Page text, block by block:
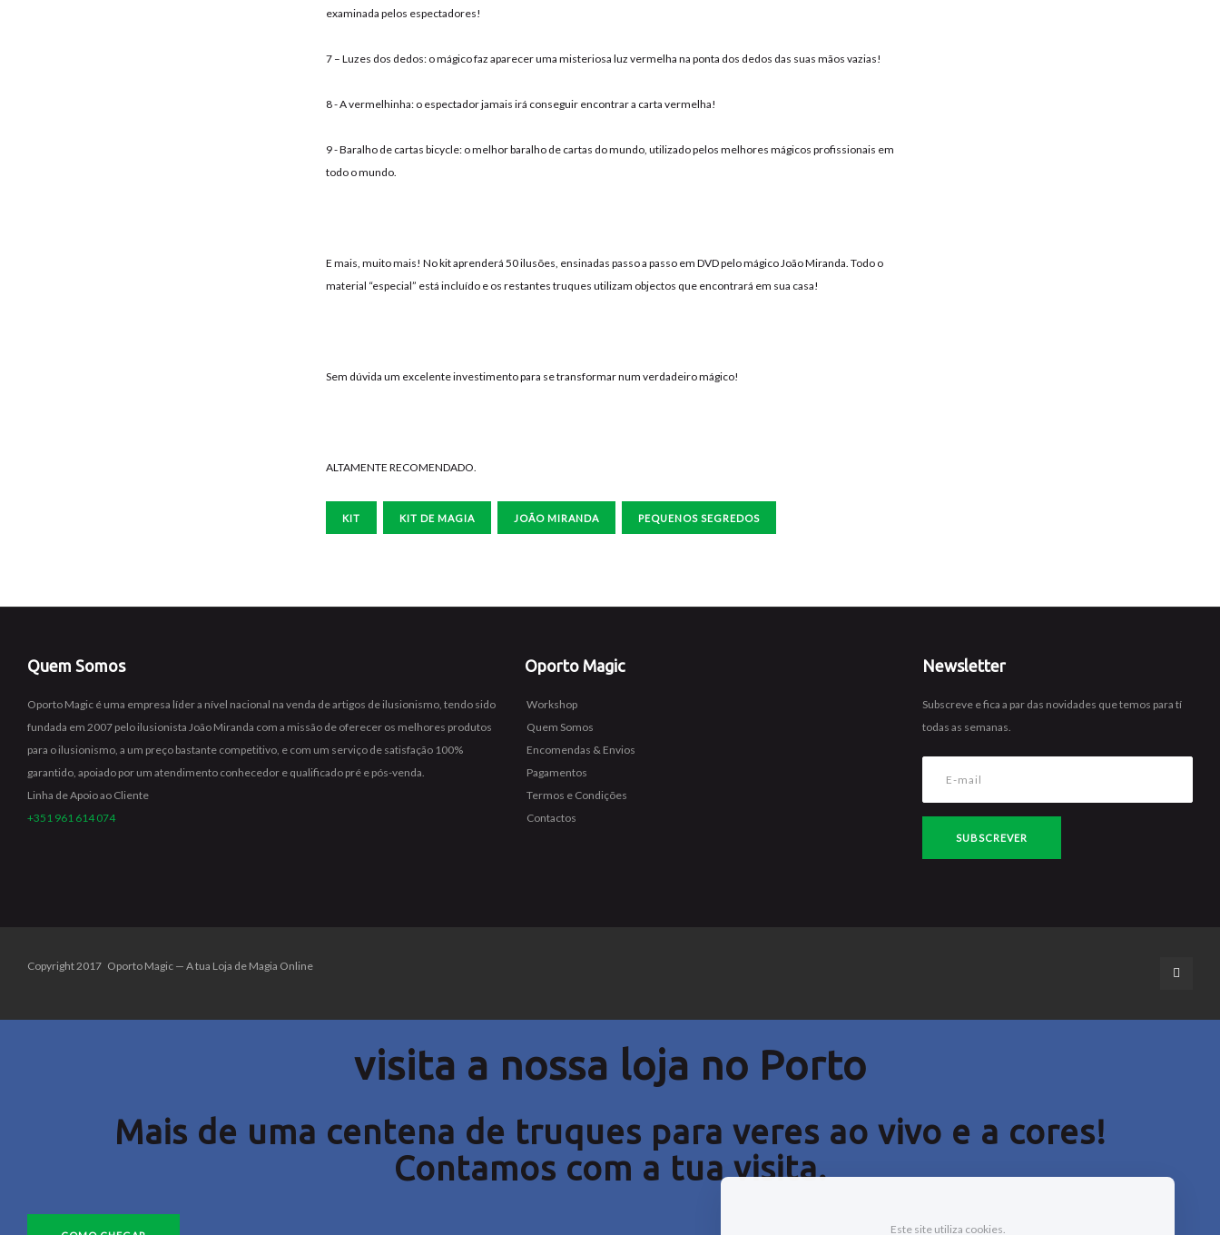
examinada pelos espectadores!
7 – Luzes dos dedos: o mágico faz aparecer uma misteriosa luz vermelha na ponta dos dedos das suas mãos vazias!
8 - A vermelhinha: o espectador jamais irá conseguir encontrar a carta vermelha!
9 - Baralho de cartas bicycle: o melhor baralho de cartas do mundo, utilizado pelos melhores mágicos profissionais em
todo o mundo.
E mais, muito mais! No kit aprenderá 50 ilusões, ensinadas passo a passo em DVD pelo mágico João Miranda. Todo o
material “especial” está incluído e os restantes truques utilizam objectos que encontrará em sua casa!
Sem dúvida um excelente investimento para se transformar num verdadeiro mágico!
ALTAMENTE RECOMENDADO.
KIT KIT DE MAGIA JOÃO MIRANDA PEQUENOS SEGREDOS
Quem Somos
Oporto Magic é uma empresa líder a nível nacional na venda de artigos de ilusionismo, tendo sido
fundada em 2007 pelo ilusionista João Miranda com a missão de oferecer os melhores produtos
para o ilusionismo, a um preço bastante competitivo, e com um serviço de satisfação 100%
garantido, apoiado por um atendimento conhecedor e qualificado pré e pós-venda.
Linha de Apoio ao Cliente
+351 961 614 074
Oporto Magic
Workshop
Quem Somos
Encomendas & Envios
Pagamentos
Termos e Condições
Contactos
Newsletter
Subscreve e fica a par das novidades que temos para tí
todas as semanas.
Copyright 2017 Oporto Magic — A tua Loja de Magia Online
Este site utiliza cookies.
visita a nossa loja no Porto
Mais de uma centena de truques para veres ao vivo e a cores!
Contamos com a tua visita.